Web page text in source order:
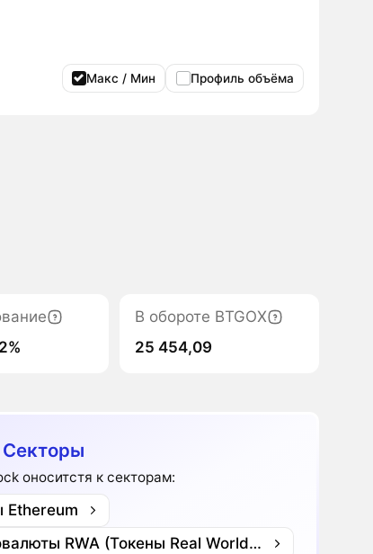
Макс / Мин Профиль объёма
В обороте BTGOX
25 454,09
Секторы
оноситстя к секторам:
Ethereum
Криптовалюты RWA (Токены Real World Assets)